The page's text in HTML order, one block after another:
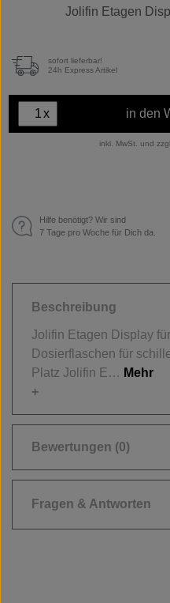
Jolifin Etagen
sofort lieferbar!
24h Express Artikel
x in den
inkl. MwSt. und
Hilfe benötigt? Wir sind
7 Tage pro Woche für Dich da.
Beschreibung
Jolifin Etagen Display
Dosierflaschen für
Platz Jolifin E… Mehr
Bewertungen (0)
Fragen & Antworten